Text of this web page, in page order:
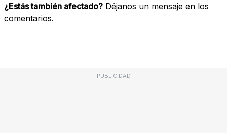
¿Estás también afectado? Déjanos un mensaje en los
comentarios.
PUBLICIDAD